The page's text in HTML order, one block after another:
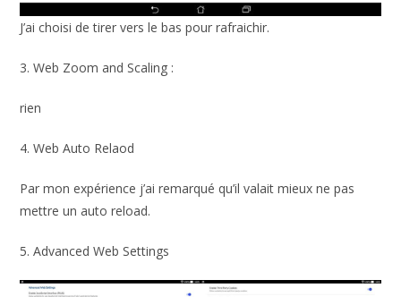
J’ai choisi de tirer vers le bas pour rafraichir.
3. Web Zoom and Scaling :
rien
4. Web Auto Relaod
Par mon expérience j’ai remarqué qu’il valait mieux ne pas
mettre un auto reload.
5. Advanced Web Settings